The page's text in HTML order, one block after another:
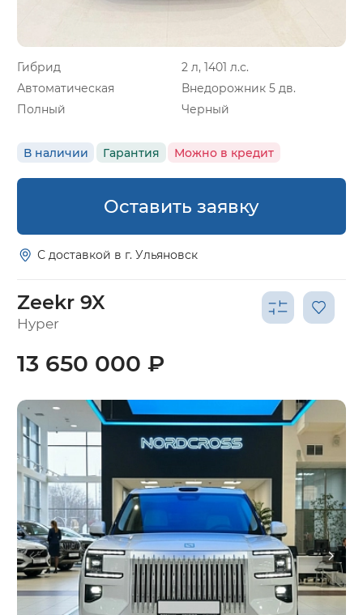
Гибрид
2 л, 1401 л.с.
Автоматическая
Внедорожник 5 дв.
Полный
Черный
В наличии Гарантия Можно в кредит
Оставить заявку
С доставкой в г. Ульяновск
Zeekr 9X
Hyper
13 650 000 ₽